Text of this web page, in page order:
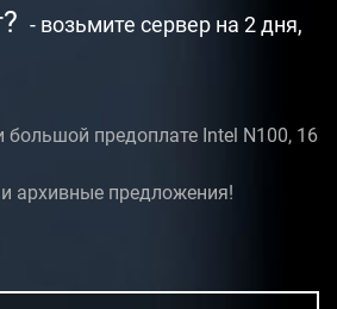
- возьмите сервер на 2 дня,
большой предоплате Intel N100, 16
архивные предложения!